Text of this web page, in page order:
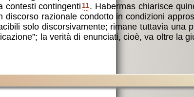
contesti contingenti11. Habermas chiarisce
razionale condotto in condizioni
solo discorsivamente; rimane tuttavia una
la verità di enunciati, cioè, va oltre la